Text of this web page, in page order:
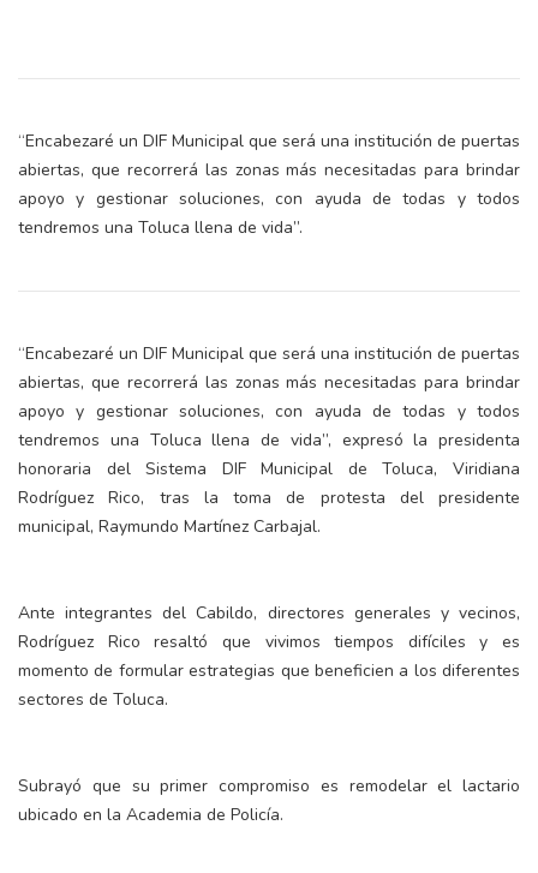
“Encabezaré un DIF Municipal que será una institución de puertas
abiertas, que recorrerá las zonas más necesitadas para brindar
apoyo y gestionar soluciones, con ayuda de todas y todos
tendremos una Toluca llena de vida”.
“Encabezaré un DIF Municipal que será una institución de puertas
abiertas, que recorrerá las zonas más necesitadas para brindar
apoyo y gestionar soluciones, con ayuda de todas y todos
tendremos una Toluca llena de vida”, expresó la presidenta
honoraria del Sistema DIF Municipal de Toluca, Viridiana
Rodríguez Rico, tras la toma de protesta del presidente
municipal, Raymundo Martínez Carbajal.
Ante integrantes del Cabildo, directores generales y vecinos,
Rodríguez Rico resaltó que vivimos tiempos difíciles y es
momento de formular estrategias que beneficien a los diferentes
sectores de Toluca.
Subrayó que su primer compromiso es remodelar el lactario
ubicado en la Academia de Policía.